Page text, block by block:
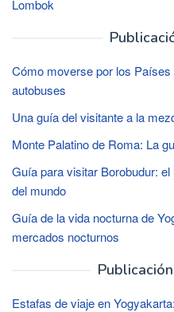
Lombok
Cómo moverse por los
autobuses
Una guía del visitante a la
Monte Palatino de Roma: La
Guía para visitar Borobudur:
del mundo
Guía de la vida nocturna de
mercados nocturnos
Estafas de viaje en